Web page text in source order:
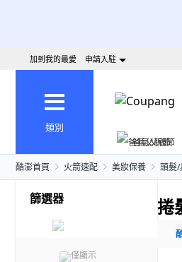
加到我的最愛 申請入駐
類別
爸氣父親節
酷澎首頁 火箭速配 美妝保養 頭髮/
篩選器
僅顯示
捲